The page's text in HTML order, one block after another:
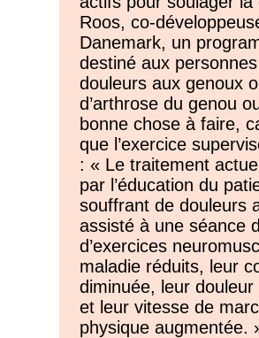
Roos, co-
Danemark, un
destiné aux
douleurs aux genoux
d’arthrose du genou
bonne chose à faire,
que l’exercice
: « Le traitement
par l’éducation du
souffrant de douleurs
assisté à une séance
d’exercices
maladie réduits, leur
diminuée, leur
et leur vitesse de
physique augmentée.